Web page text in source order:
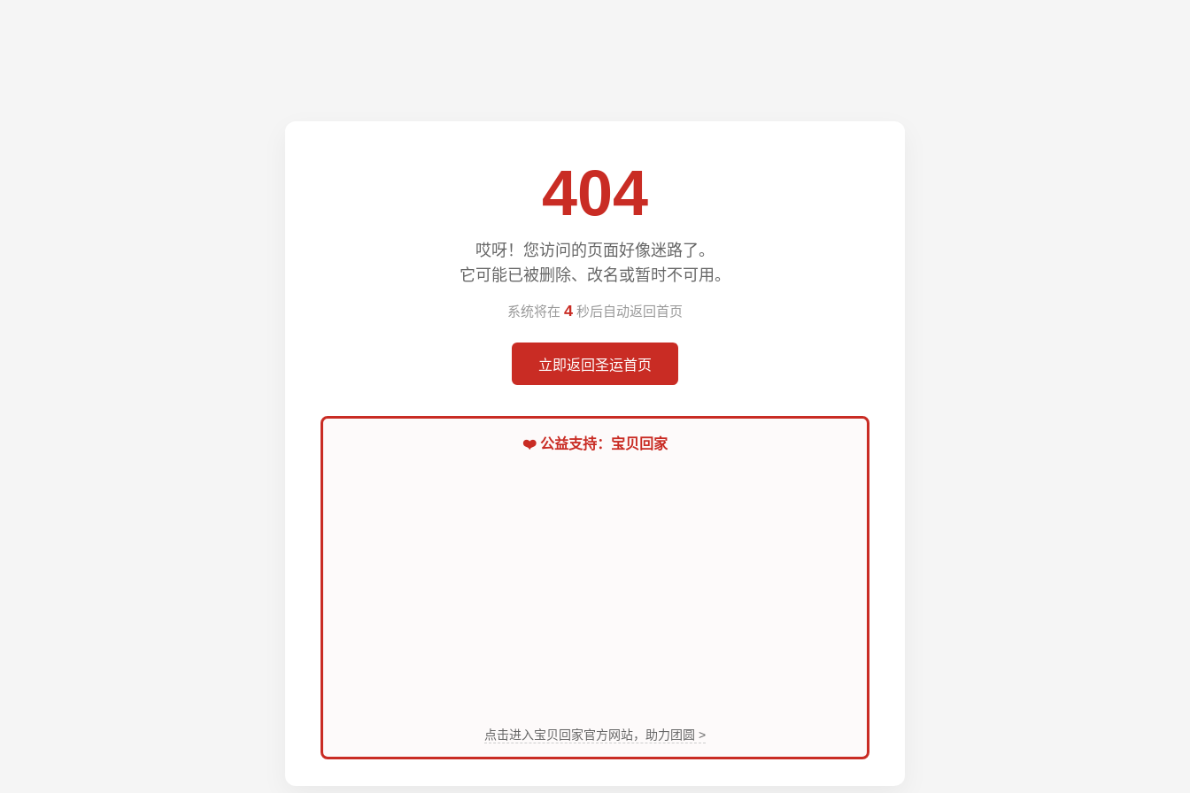
404
哎呀！您访问的页面好像迷路了。
它可能已被删除、改名或暂时不可用。
系统将在 3 秒后自动返回首页
立即返回圣运首页
❤️ 公益支持：宝贝回家
点击进入宝贝回家官方网站，助力团圆 >